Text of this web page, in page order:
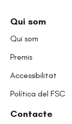
Qui som
Qui som
Premis
Accessibilitat
Política del FSC
Contacte